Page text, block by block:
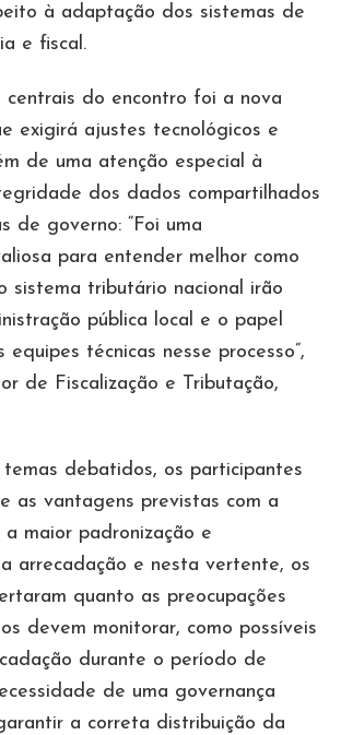
à adaptação dos sistemas de
e fiscal.
centrais do encontro foi a nova
exigirá ajustes tecnológicos e
de uma atenção especial à
dos dados compartilhados
de governo: “Foi uma
para entender melhor como
sistema tributário nacional irão
pública local e o papel
técnicas nesse processo”,
de Fiscalização e Tributação,
debatidos, os participantes
as vantagens previstas com a
a maior padronização e
arrecadação e nesta vertente, os
quanto as preocupações
devem monitorar, como possíveis
durante o período de
de uma governança
a correta distribuição da